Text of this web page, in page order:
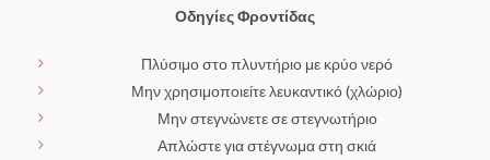
Οδηγίες Φροντίδας
Πλύσιμο στο πλυντήριο με κρύο νερό
Μην χρησιμοποιείτε λευκαντικό (χλώριο)
Μην στεγνώνετε σε στεγνωτήριο
Απλώστε για στέγνωμα στη σκιά